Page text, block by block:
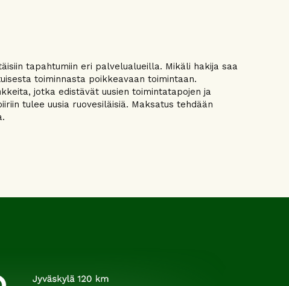
tapahtumiin eri palvelualueilla. Mikäli hakija saa
toiminnasta poikkeavaan toimintaan.
jotka edistävät uusien toimintatapojen ja
tulee uusia ruovesiläisiä. Maksatus tehdään